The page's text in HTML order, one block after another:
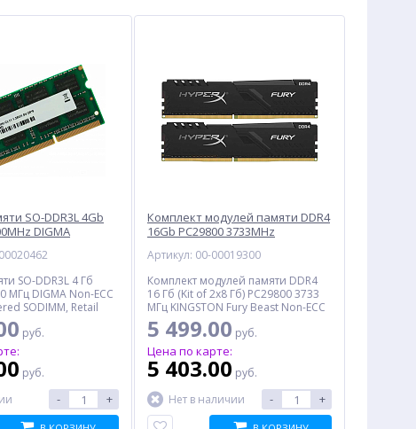
SO-DDR3L 4Gb
DIGMA
SO-DDR3L 4 Гб
МГц DIGMA Non-ECC
SODIMM, Retail
руб.
руб.
- +
Комплект модулей памяти DDR4
16Gb PC29800 3733MHz
Retail
Артикул: 00-00019300
Комплект модулей памяти DDR4
16 Гб (Kit of 2x8 Гб) PC29800 3733
МГц KINGSTON Fury Beast Non-ECC
CL19 Unbuffered DIMM, Retail
5 499.00 руб.
Цена по карте:
5 403.00 руб.
Нет в наличии
- +